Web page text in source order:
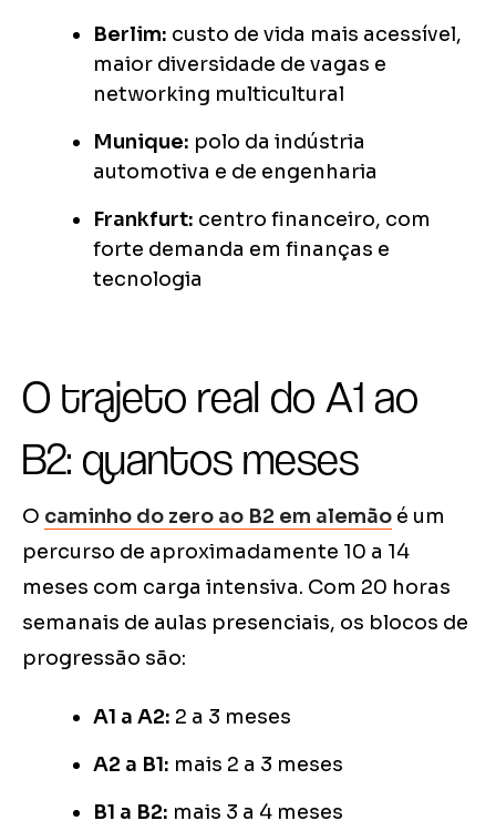
Berlim: custo de vida mais acessível,
maior diversidade de vagas e
networking multicultural
Munique: polo da indústria
automotiva e de engenharia
Frankfurt: centro financeiro, com
forte demanda em finanças e
tecnologia
O trajeto real do A1 ao
B2: quantos meses
O caminho do zero ao B2 em alemão é um
percurso de aproximadamente 10 a 14
meses com carga intensiva. Com 20 horas
semanais de aulas presenciais, os blocos de
progressão são:
A1 a A2: 2 a 3 meses
A2 a B1: mais 2 a 3 meses
B1 a B2: mais 3 a 4 meses